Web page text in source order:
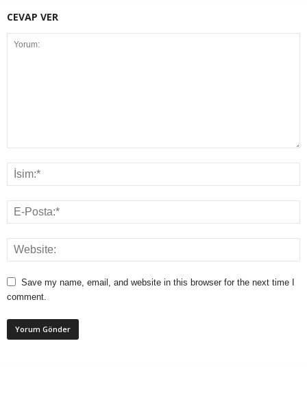
CEVAP VER
Save my name, email, and website in this browser for the next time I
comment.